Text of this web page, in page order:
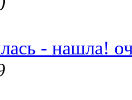
- нашла!